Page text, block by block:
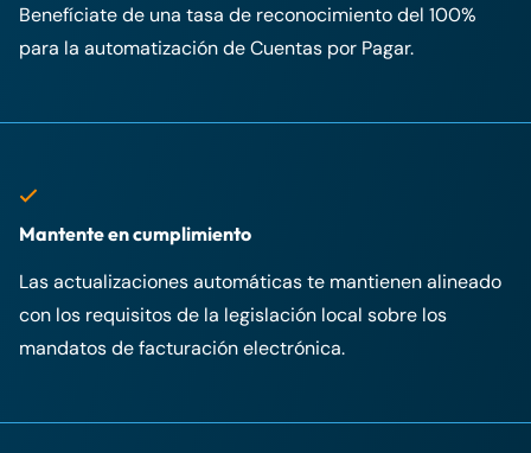
Benefíciate de una tasa de reconocimiento del 100%
para la automatización de Cuentas por Pagar.
Mantente en cumplimiento
Las actualizaciones automáticas te mantienen alineado
con los requisitos de la legislación local sobre los
mandatos de facturación electrónica.